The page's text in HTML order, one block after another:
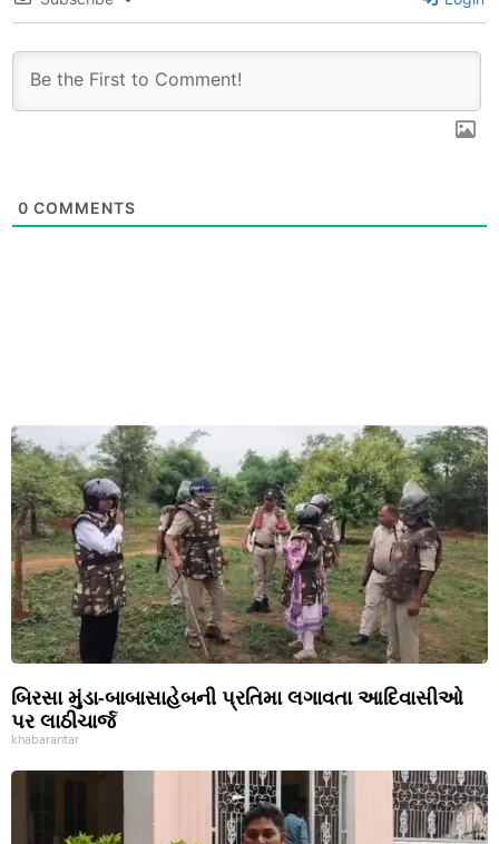
0 COMMENTS
બિરસા મુંડા-બાબાસાહેબની પ્રતિમા લગાવતા આદિવાસીઓ
પર લાઠીચાર્જ
khabarantar